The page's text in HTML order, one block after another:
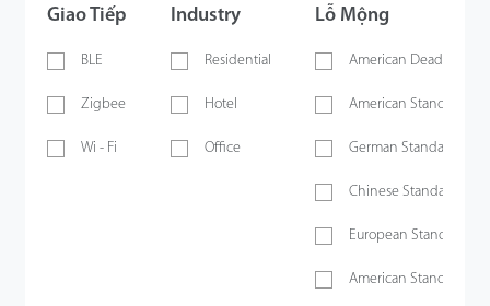
Giao Tiếp
BLE
Zigbee
Wi - Fi
Industry
Residential
Hotel
Office
Lỗ Mộng
American Deadbolt
American Standard
German Standard
Chinese Standard
European Standard
American Standard